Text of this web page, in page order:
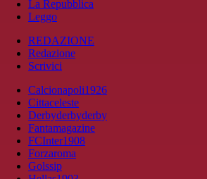
La Repubblica
Leggo
REDAZIONE
Redazione
Scrivici
Calcionapoli1926
Cittaceleste
Derbyderbyderby
Fantamagazine
FCInter1908
Forzaroma
Golssip